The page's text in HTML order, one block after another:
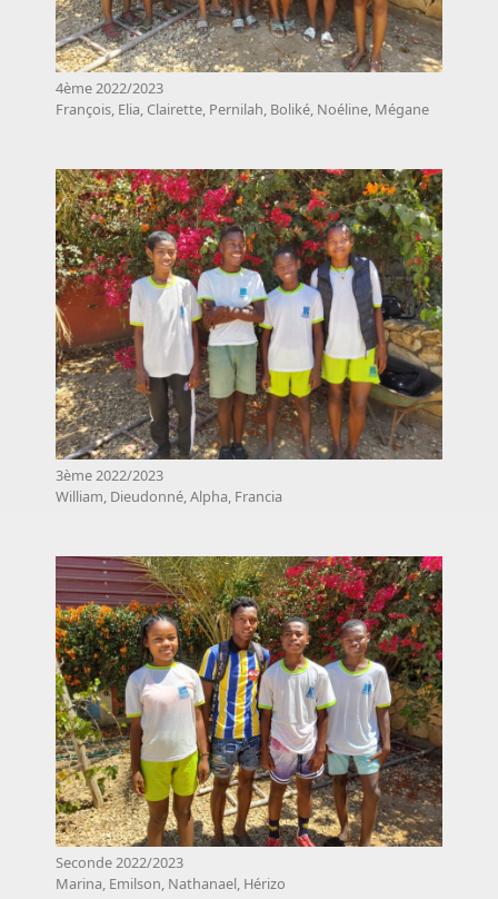
4ème 2022/2023
François, Elia, Clairette, Pernilah, Boliké, Noéline, Mégane
3ème 2022/2023
William, Dieudonné, Alpha, Francia
Seconde 2022/2023
Marina, Emilson, Nathanael, Hérizo